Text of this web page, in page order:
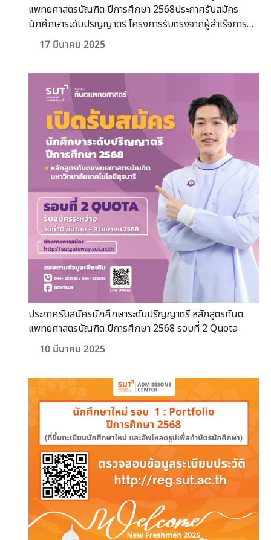
แพทยศาสตรบัณฑิต ปีการศึกษา 2568ประกาศรับสมัคร
นักศึกษาระดับปริญญาตรี โครงการรับตรงจากผู้สำเร็จการ
ศึกษาระดับปริญญาตรี (New Track)ประกาศรับสมัคร
17 มีนาคม 2025
ประกาศรับสมัครนักศึกษาระดับปริญญาตรี หลักสูตรทันต
แพทยศาสตรบัณฑิต ปีการศึกษา 2568 รอบที่ 2 Quota
10 มีนาคม 2025